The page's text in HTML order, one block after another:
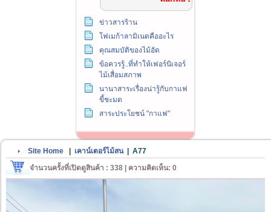
ข่าวสารร้าน
โฟเมก้าลามิเนตคืออะไร
คุณสมบัติของไม้อัด
ข้อควรรู้..ที่ทำให้เฟอร์นิเจอร์
ไม้เสื่อมสภาพ
นานาสาระเรื่องน่ารู้กับกาแฟ
ขี้ชะมด
สาระประโยชน์ "กาแฟ"
Site Home เคาน์เตอร์ไม้สน| A77
จำนวนครั้งที่เปิดดูสินค้า : 338 | ความคิดเห็น: 0